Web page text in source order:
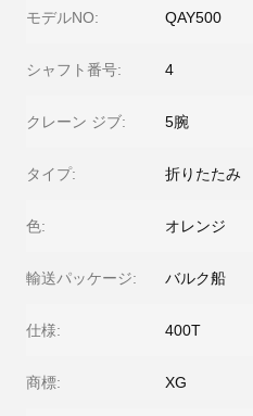
モデルNO: QAY500
シャフト番号: 4
クレーン ジブ: 5腕
タイプ: 折りたたみ
色: オレンジ
輸送パッケージ: バルク船
仕様: 400T
商標: XG